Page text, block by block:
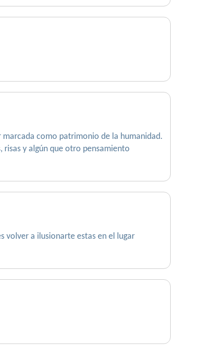
como patrimonio de la humanidad.
y algún que otro pensamiento
volver a ilusionarte estas en el lugar